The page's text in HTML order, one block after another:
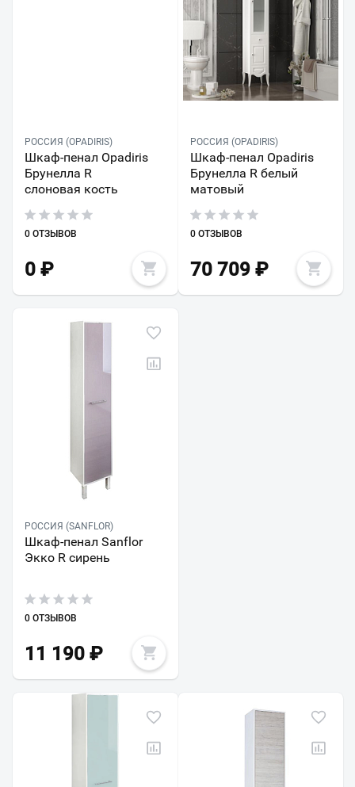
РОССИЯ (OPADIRIS)
Шкаф-пенал Opadiris
Брунелла R
слоновая кость
0 ОТЗЫВОВ
0 ₽
РОССИЯ (OPADIRIS)
Шкаф-пенал Opadiris
Брунелла R белый
матовый
0 ОТЗЫВОВ
70 709₽
РОССИЯ (SANFLOR)
Шкаф-пенал Sanflor
Экко R сирень
0 ОТЗЫВОВ
11 190 ₽